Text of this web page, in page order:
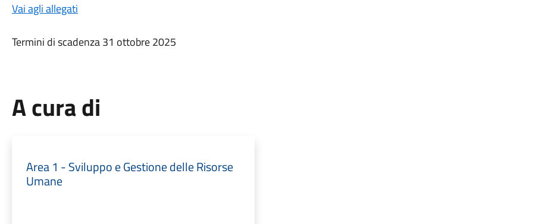
Vai agli allegati
Termini di scadenza 31 ottobre 2025
A cura di
Area 1 - Sviluppo e Gestione delle Risorse
Umane